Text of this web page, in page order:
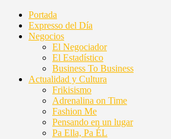
Portada
Expresso del Día
Negocios
El Negociador
El Estadístico
Business To Business
Actualidad y Cultura
Frikisismo
Adrenalina on Time
Fashion Me
Pensando en un lugar
Pa Ella, Pa ÉL